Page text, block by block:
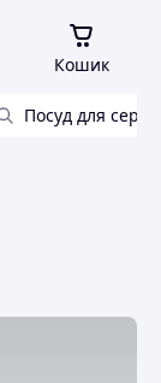
Кошик
Посуд для